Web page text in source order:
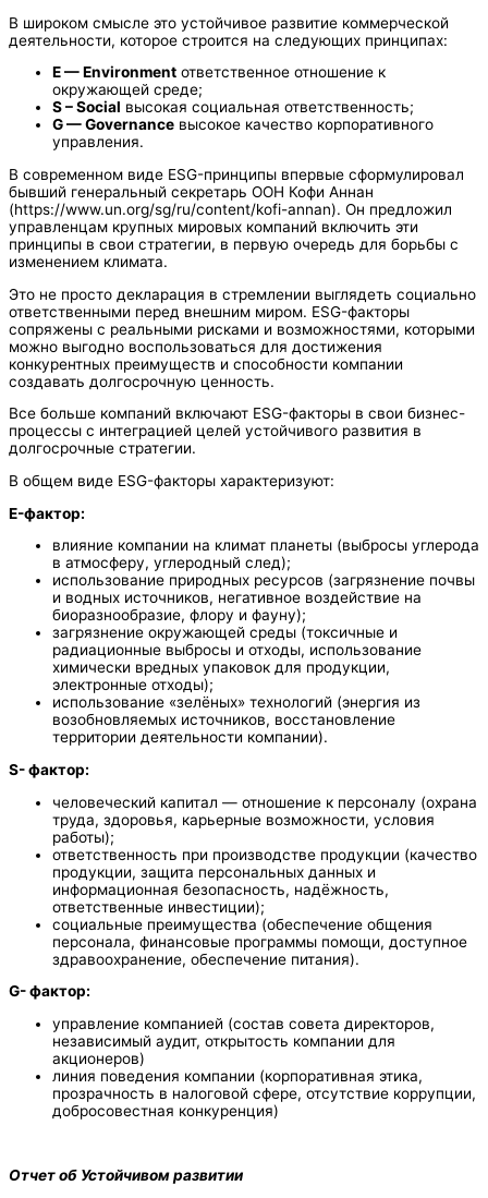
В широком смысле это устойчивое развитие коммерческой
деятельности, которое строится на следующих принципах:
E —Environment ответственное отношение к
окружающей среде;
S –Social высокая социальная ответственность;
G —Governance высокое качество корпоративного
управления.
В современном виде ESG-принципы впервые сформулировал
бывший генеральный секретарь ООН Кофи Аннан
(https://www.un.org/sg/ru/content/kofi-annan). Он предложил
управленцам крупных мировых компаний включить эти
принципы в свои стратегии, в первую очередь для борьбы с
изменением климата.
Это не просто декларация в стремлении выглядеть социально
ответственными перед внешним миром. ESG-факторы
сопряжены с реальными рисками и возможностями, которыми
можно выгодно воспользоваться для достижения
конкурентных преимуществ и способности компании
создавать долгосрочную ценность.
Все больше компаний включают ESG-факторы в свои бизнес-
процессы с интеграцией целей устойчивого развития в
долгосрочные стратегии.
В общем виде ESG-факторы характеризуют:
E-фактор:
влияние компании на климат планеты (выбросы углерода
в атмосферу, углеродный след);
использование природных ресурсов (загрязнение почвы
и водных источников, негативное воздействие на
биоразнообразие, флору и фауну);
загрязнение окружающей среды (токсичные и
радиационные выбросы и отходы, использование
химически вредных упаковок для продукции,
электронные отходы);
использование «зелёных» технологий (энергия из
возобновляемых источников, восстановление
территории деятельности компании).
S- фактор:
человеческий капитал — отношение к персоналу (охрана
труда, здоровья, карьерные возможности, условия
работы);
ответственность при производстве продукции (качество
продукции, защита персональных данных и
информационная безопасность, надёжность,
ответственные инвестиции);
социальные преимущества (обеспечение общения
персонала, финансовые программы помощи, доступное
здравоохранение, обеспечение питания).
G- фактор:
управление компанией (состав совета директоров,
независимый аудит, открытость компании для
акционеров)
линия поведения компании (корпоративная этика,
прозрачность в налоговой сфере, отсутствие коррупции,
добросовестная конкуренция)
Отчет об Устойчивом развитии